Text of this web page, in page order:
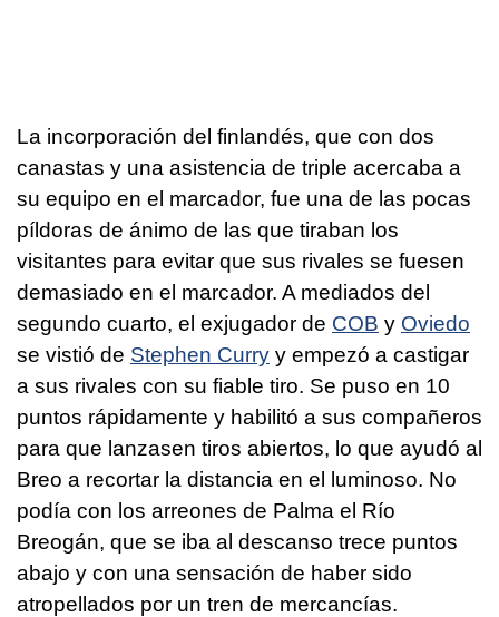
La incorporación del finlandés, que con dos
canastas y una asistencia de triple acercaba a
su equipo en el marcador, fue una de las pocas
píldoras de ánimo de las que tiraban los
visitantes para evitar que sus rivales se fuesen
demasiado en el marcador. A mediados del
segundo cuarto, el exjugador de COB y Oviedo
se vistió de Stephen Curry y empezó a castigar
a sus rivales con su fiable tiro. Se puso en 10
puntos rápidamente y habilitó a sus compañeros
para que lanzasen tiros abiertos, lo que ayudó al
Breo a recortar la distancia en el luminoso. No
podía con los arreones de Palma el Río
Breogán, que se iba al descanso trece puntos
abajo y con una sensación de haber sido
atropellados por un tren de mercancías.